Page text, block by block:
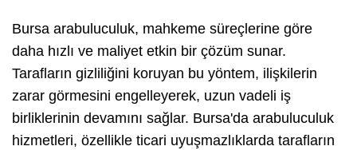
Bursa arabuluculuk, mahkeme süreçlerine göre
daha hızlı ve maliyet etkin bir çözüm sunar.
Tarafların gizliliğini koruyan bu yöntem, ilişkilerin
zarar görmesini engelleyerek, uzun vadeli iş
birliklerinin devamını sağlar. Bursa'da arabuluculuk
hizmetleri, özellikle ticari uyuşmazlıklarda tarafların